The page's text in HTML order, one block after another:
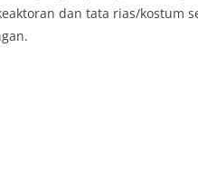
dan tata rias/kostum